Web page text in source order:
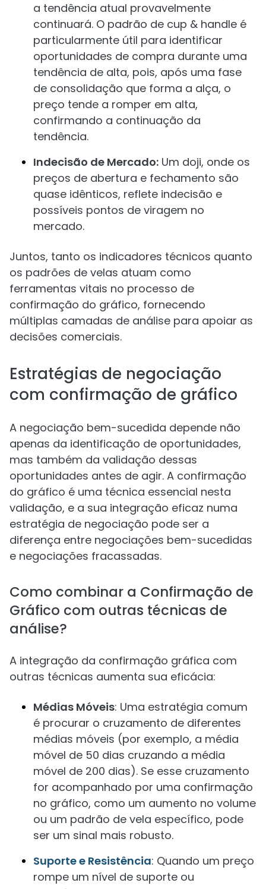
a tendência atual provavelmente
continuará. O padrão de cup & handle é
particularmente útil para identificar
oportunidades de compra durante uma
tendência de alta, pois, após uma fase
de consolidação que forma a alça, o
preço tende a romper em alta,
confirmando a continuação da
tendência.
Indecisão de Mercado: Um doji, onde os
preços de abertura e fechamento são
quase idênticos, reflete indecisão e
possíveis pontos de viragem no
mercado.
Juntos, tanto os indicadores técnicos quanto
os padrões de velas atuam como
ferramentas vitais no processo de
confirmação do gráfico, fornecendo
múltiplas camadas de análise para apoiar as
decisões comerciais.
Estratégias de negociação
com confirmação de gráfico
A negociação bem-sucedida depende não
apenas da identificação de oportunidades,
mas também da validação dessas
oportunidades antes de agir. A confirmação
do gráfico é uma técnica essencial nesta
validação, e a sua integração eficaz numa
estratégia de negociação pode ser a
diferença entre negociações bem-sucedidas
e negociações fracassadas.
Como combinar a Confirmação de
Gráfico com outras técnicas de
análise?
A integração da confirmação gráfica com
outras técnicas aumenta sua eficácia:
Médias Móveis: Uma estratégia comum
é procurar o cruzamento de diferentes
médias móveis (por exemplo, a média
móvel de 50 dias cruzando a média
móvel de 200 dias). Se esse cruzamento
for acompanhado por uma confirmação
no gráfico, como um aumento no volume
ou um padrão de vela específico, pode
ser um sinal mais robusto.
Suporte e Resistência: Quando um preço
rompe um nível de suporte ou